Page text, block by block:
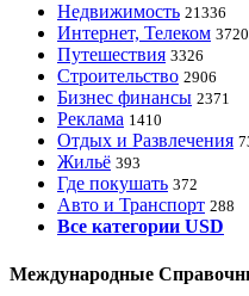
Недвижимость 21336
Интернет, Телеком 3720
Путешествия 3326
Строительство 2906
Бизнес финансы 2371
Реклама 1410
Отдых и Развлечения
Жильё 393
Где покушать 372
Авто и Транспорт 288
Все категории USD
Международные